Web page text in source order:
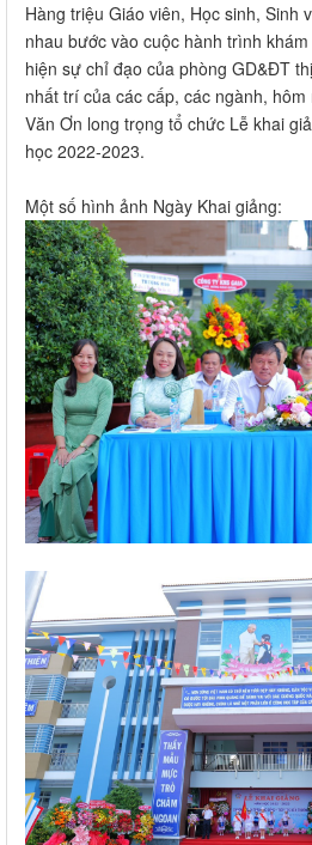
Hàng triệu Giáo viên, Học sinh, Sinh
nhau bước vào cuộc hành trình
hiện sự chỉ đạo của phòng GD&ĐT
nhất trí của các cấp, các ngành,
Văn Ơn long trọng tổ chức Lễ khai
học 2022-2023.
Một số hình ảnh Ngày Khai giảng: